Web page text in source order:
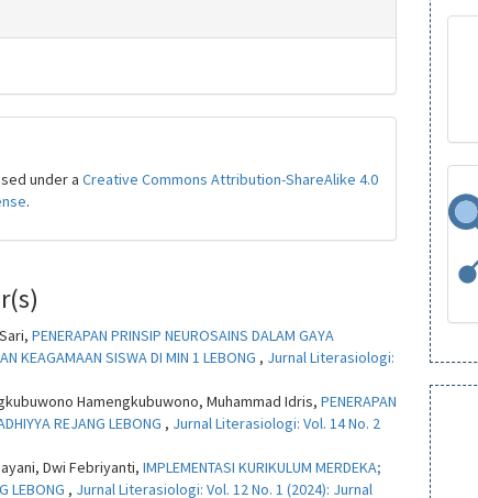
under aCreative Commons Attribution-ShareAlike 4.0
.
PENERAPAN PRINSIP NEUROSAINS DALAM GAYA
KEAGAMAAN SISWA DI MIN 1 LEBONG , Jurnal Literasiologi:
Hamengkubuwono, Muhammad Idris, PENERAPAN
REJANG LEBONG , Jurnal Literasiologi: Vol. 14 No. 2
Dwi Febriyanti, IMPLEMENTASI KURIKULUM MERDEKA;
LEBONG , Jurnal Literasiologi: Vol. 12 No. 1 (2024): Jurnal